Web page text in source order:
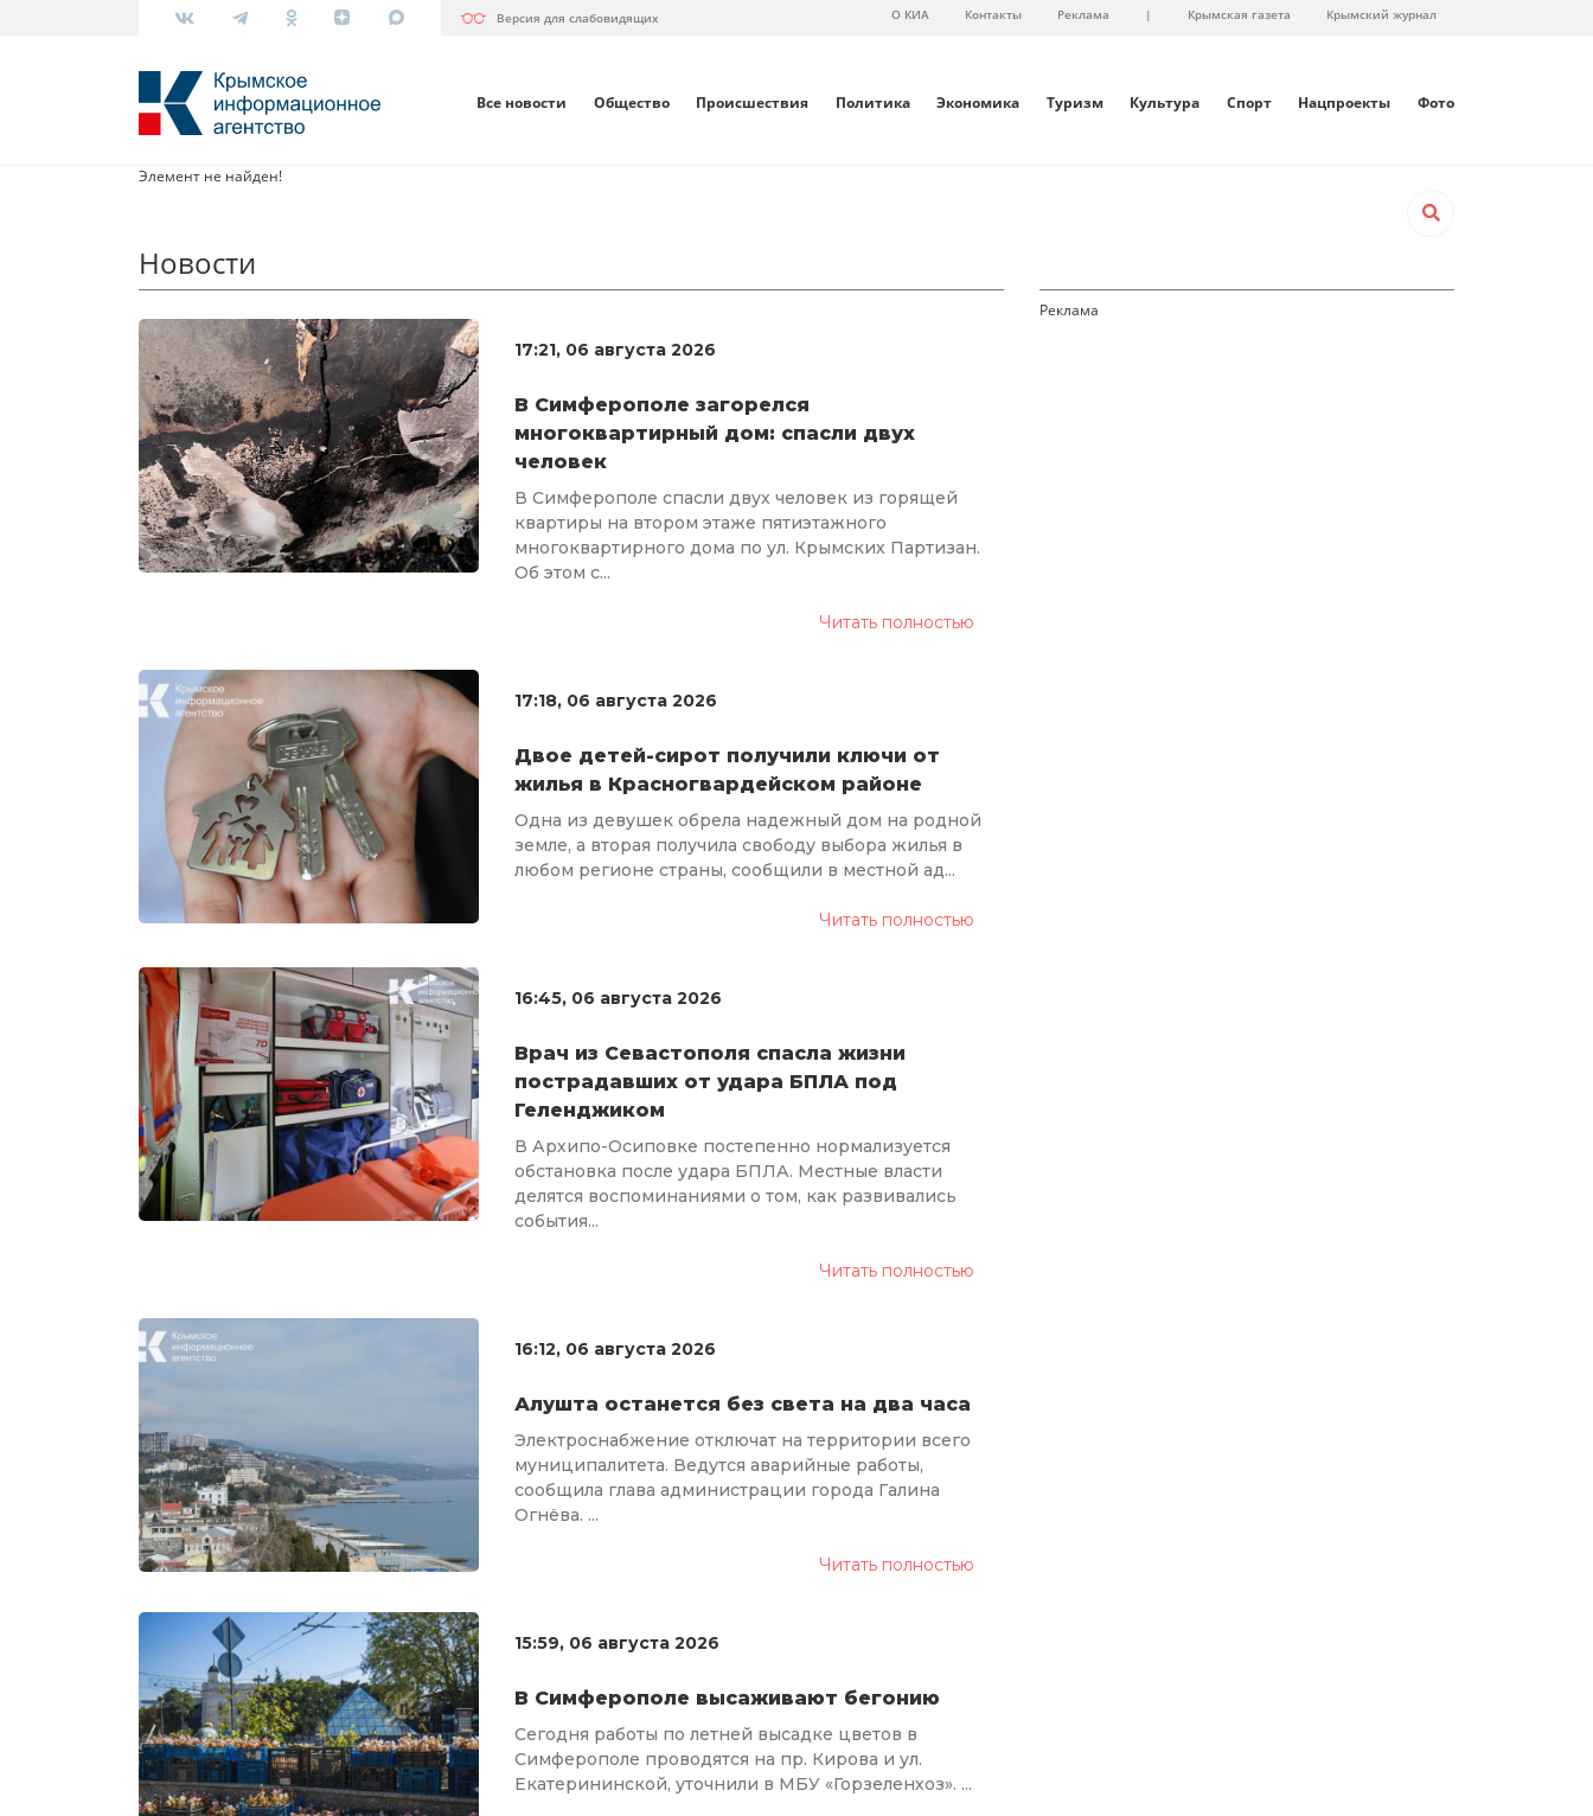
Версия для слабовидящих О КИА Контакты Реклама | Крымская газета Крымский журнал
Все новости Общество Происшествия Политика Экономика Туризм Культура Спорт Нацпроекты Фото
Элемент не найден!
Новости
17:21, 06 августа 2026
В Симферополе загорелся
многоквартирный дом: спасли двух
человек
В Симферополе спасли двух человек из горящей
квартиры на втором этаже пятиэтажного
многоквартирного дома по ул. Крымских Партизан.
Об этом с...
Читать полностью
17:18, 06 августа 2026
Двое детей-сирот получили ключи от
жилья в Красногвардейском районе
Одна из девушек обрела надежный дом на родной
земле, а вторая получила свободу выбора жилья в
любом регионе страны, сообщили в местной ад...
Читать полностью
16:45, 06 августа 2026
Врач из Севастополя спасла жизни
пострадавших от удара БПЛА под
Геленджиком
В Архипо-Осиповке постепенно нормализуется
обстановка после удара БПЛА. Местные власти
делятся воспоминаниями о том, как развивались
события...
Читать полностью
16:12, 06 августа 2026
Алушта останется без света на два часа
Электроснабжение отключат на территории всего
муниципалитета. Ведутся аварийные работы,
сообщила глава администрации города Галина
Огнёва. ...
Читать полностью
15:59, 06 августа 2026
В Симферополе высаживают бегонию
Сегодня работы по летней высадке цветов в
Симферополе проводятся на пр. Кирова и ул.
Екатерининской, уточнили в МБУ «Горзеленхоз». ...